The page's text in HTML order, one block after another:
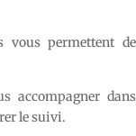
vous permettent de
accompagner dans
le suivi.